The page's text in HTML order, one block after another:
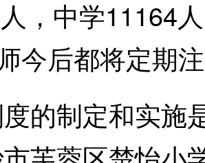
，中学11164
今后都将定期注
制定和实施